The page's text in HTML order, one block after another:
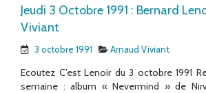
Jeudi 3 Octobre 1991 : Bernard
Viviant
3 octobre 1991 Arnaud Viviant
Ecoutez C’est Lenoir du 3 octobre 1991
semaine : album « Nevermind » de